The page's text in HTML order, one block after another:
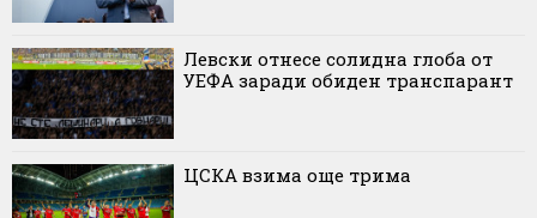
Левски отнесе солидна глоба от
УЕФА заради обиден транспарант
ЦСКА взима още трима